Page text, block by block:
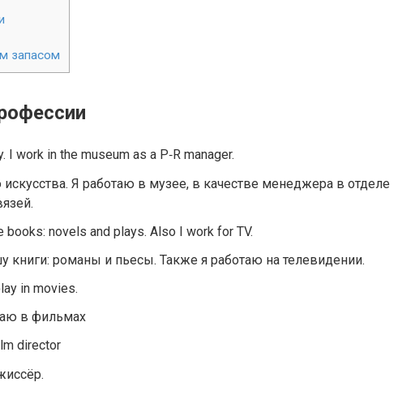
запасом
I work in the muse­um as a P‑R manager.
искусства. Я работаю в музее, в качестве менеджера в отделе
books: nov­els and plays. Also I work for TV.
книги: романы и пьесы. Также я работаю на телевидении.
in movies.
в фильмах
director